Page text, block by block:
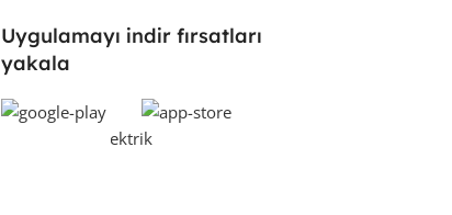
Uygulamayı indir fırsatları
yakala